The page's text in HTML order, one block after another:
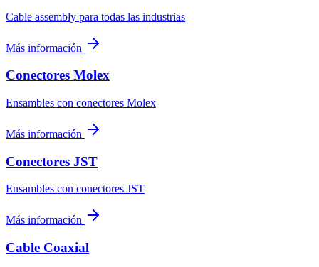
Cable assembly para todas las industrias
Más información
Conectores Molex
Ensambles con conectores Molex
Más información
Conectores JST
Ensambles con conectores JST
Más información
Cable Coaxial